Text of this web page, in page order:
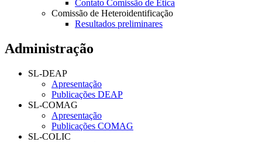
Contato Comissão de Ética
Comissão de Heteroidentificação
Resultados preliminares
Administração
SL-DEAP
Apresentação
Publicações DEAP
SL-COMAG
Apresentação
Publicações COMAG
SL-COLIC